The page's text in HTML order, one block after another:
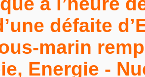
défaite
marin
Energie -